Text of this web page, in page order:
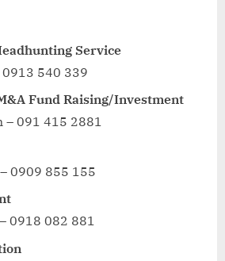
Service
0913 540 339
Fund Raising/Investment
– 091 415 2881
0909 855 155
0918 082 881